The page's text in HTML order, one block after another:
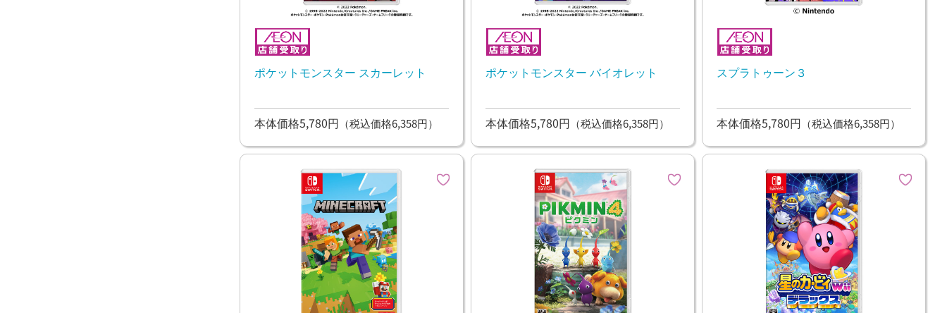
ポケットモンスター スカーレット
本体価格5,780円 （税込価格6,358円）
ポケットモンスター バイオレット
本体価格5,780円 （税込価格6,358円）
スプラトゥーン３
本体価格5,780円 （税込価格6,358円）